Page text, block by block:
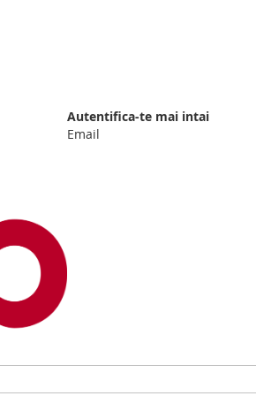
Autentifica-te mai intai
Email